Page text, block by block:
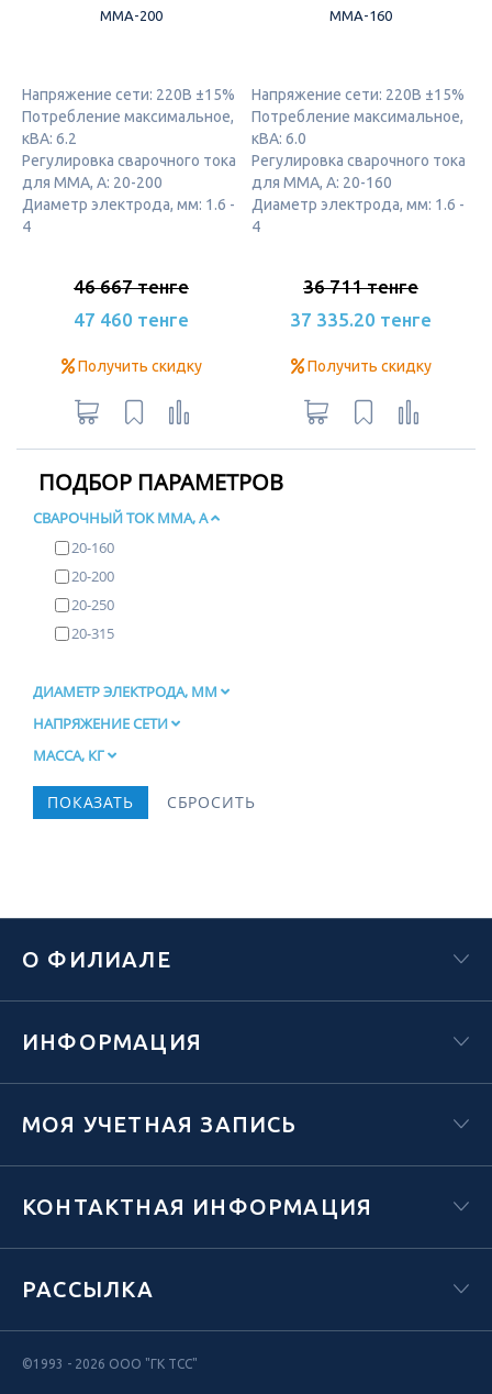
MMA-200
Напряжение сети: 220В ±15%
Потребление максимальное,
кВА: 6.2
Регулировка сварочного тока
для ММА, А: 20-200
Диаметр электрода, мм: 1.6 -
4
46 667 тенге
47 460 тенге
Получить скидку
MMA-160
Напряжение сети: 220В ±15%
Потребление максимальное,
кВА: 6.0
Регулировка сварочного тока
для ММА, А: 20-160
Диаметр электрода, мм: 1.6 -
4
36 711 тенге
37 335.20 тенге
Получить скидку
ПОДБОР ПАРАМЕТРОВ
СВАРОЧНЫЙ ТОК ММА, А
20-160
20-200
20-250
20-315
ДИАМЕТР ЭЛЕКТРОДА, ММ
НАПРЯЖЕНИЕ СЕТИ
МАССА, КГ
О ФИЛИАЛЕ
ИНФОРМАЦИЯ
МОЯ УЧЕТНАЯ ЗАПИСЬ
КОНТАКТНАЯ ИНФОРМАЦИЯ
РАССЫЛКА
©1993 - 2026 ООО "ГК ТСС"